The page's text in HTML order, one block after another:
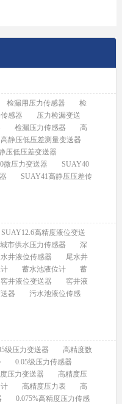
检漏用压力传感器
检
感器
压力检漏变送
检漏压力传感器
高
高静压低压差测量变送器
压低压差变送器
微压力变送器
SUAY40
SUAY41高静压压差传
SUAY12.6高精度液位变送
城市供水压力传感器
深
井液位传感器
尾水井
蓄水池液位计
蓄
窖井液位变送器
窖井液
器
污水池液位传感
级压力变送器
高精度数
0.05级压力传感器
压力变送器
高精度压
高精度压力表
高
0.075%高精度压力传感